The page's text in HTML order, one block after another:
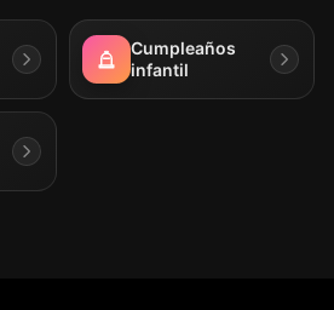
Cumpleaños
infantil